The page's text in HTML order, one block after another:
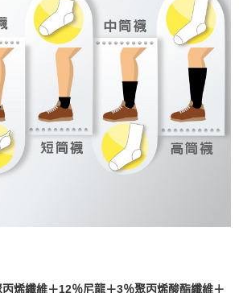
烯纖維＋12％尼龍＋3％聚丙烯酸酯纖維＋